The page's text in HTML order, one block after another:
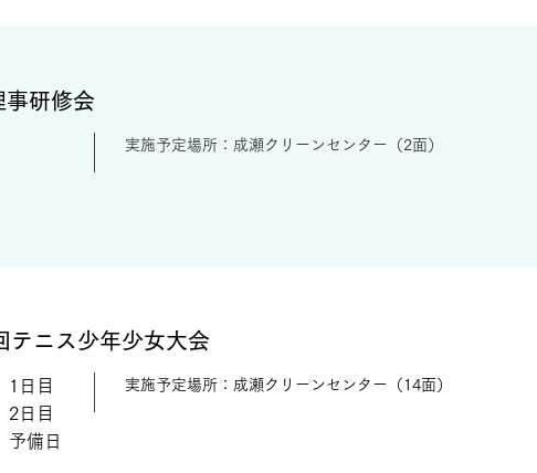
研修会
​実施予定場所：成瀬クリーンセンター（2面）
ニス少年少女大会
1日目
2日目
予備日
実施予定場所：成瀬クリーンセンター（14面）